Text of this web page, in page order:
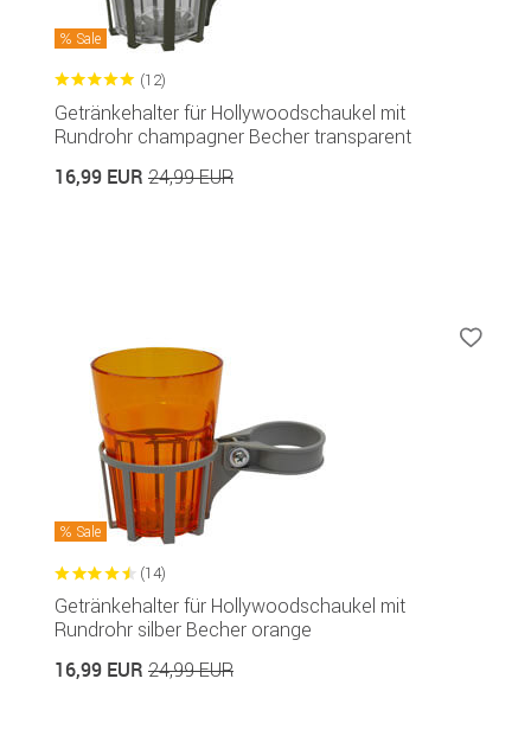
Sale
(12)
Getränkehalter für Hollywoodschaukel mit
Rundrohr champagner Becher transparent
16,99 EUR 24,99 EUR
Sale
(14)
Getränkehalter für Hollywoodschaukel mit
Rundrohr silber Becher orange
16,99 EUR 24,99 EUR